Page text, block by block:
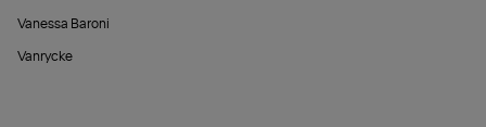
Vanessa Baroni
Vanrycke